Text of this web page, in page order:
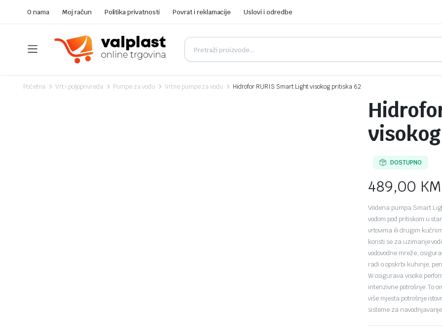
O nama Moj račun Politika privatnosti Povrat i reklamacije Uslovi i odredbe
Početna Vrt i poljoprivreda Pumpe za vodu Vrtne pumpe za vodu Hidrofor RURIS Smart Light visokog pritiska 62
DOSTUPNO
489,00 KM
Vodena pumpa Smart
vodom pod pritiskom u
vrtovima ili drugim
koristi se za uzimanje
vodovodne mreže,
radi o opskrbi kuhinje,
W osigurava visoke
intenzivne potrošnje. To
više mjesta potrošnje
sisteme za